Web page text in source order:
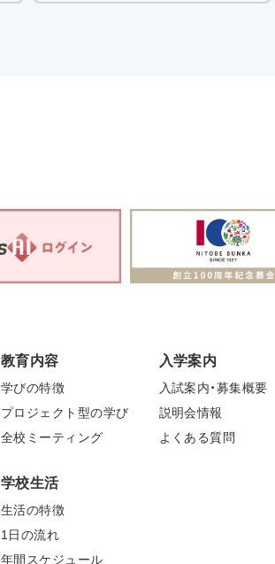
教育内容
学びの特徴
プロジェクト型の学び
全校ミーティング
学校生活
生活の特徴
1日の流れ
年間スケジュール
入学案内
入試案内・募集概要
説明会情報
よくある質問